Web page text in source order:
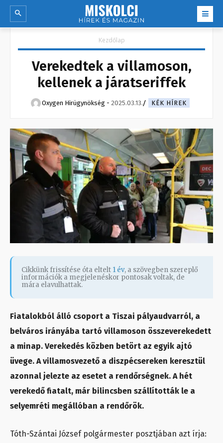
Kezdőlap
Verekedtek a villamoson,
kellenek a járatseriffek
Oxygen Hirügynökség - 2025.03.13. KÉK HÍREK
Cikkünk frissítése óta eltelt 1 év, a szövegben szereplő
információk a megjelenéskor pontosak voltak, de
mára elavulhattak.
Fiatalokból álló csoport a Tiszai pályaudvarról, a
belváros irányába tartó villamoson összeverekedett
a minap. Verekedés közben betört az egyik ajtó
üvege. A villamosvezető a diszpécsereken keresztül
azonnal jelezte az esetet a rendőrségnek. A hét
verekedő fiatalt, már bilincsben szállították le a
selyemréti megállóban a rendőrök.
Tóth-Szántai József polgármester posztjában azt írja: